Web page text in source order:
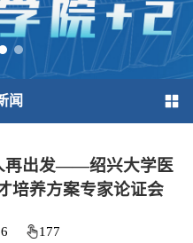
闻
再出发——绍兴大学医
培养方案专家论证会
177